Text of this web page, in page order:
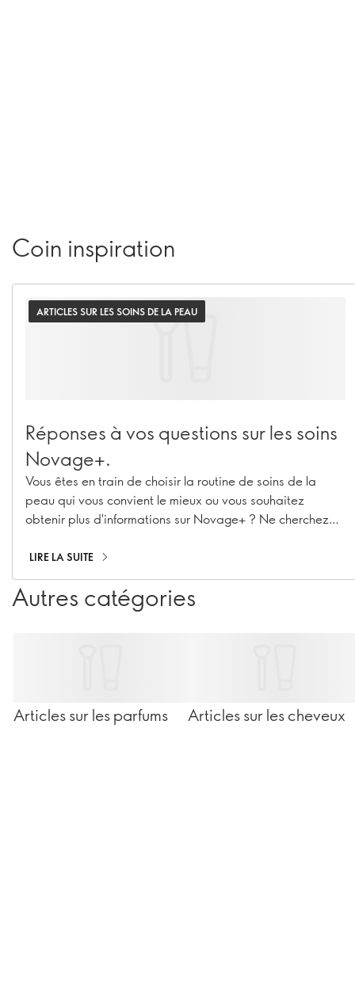
Coin inspiration
ARTICLES SUR LES SOINS DE LA PEAU
Réponses à vos questions sur les soins
Novage+.
Vous êtes en train de choisir la routine de soins de la
peau qui vous convient le mieux ou vous souhaitez
obtenir plus d'informations sur Novage+ ? Ne cherchez
Implementation & Premium Skincare Expert, Caroline
Charpentier, a répondu à vos questions les plus
pressantes sur Novage+ !
LIRE LA SUITE
Autres catégories
Articles sur les parfums Articles sur les cheveux